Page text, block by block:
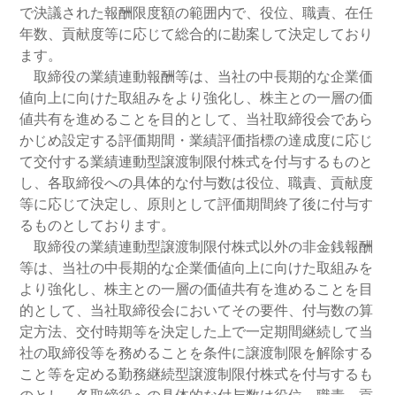
で決議された報酬限度額の範囲内で、役位、職責、在任
年数、貢献度等に応じて総合的に勘案して決定しており
ます。
取締役の業績連動報酬等は、当社の中長期的な企業価
値向上に向けた取組みをより強化し、株主との一層の価
値共有を進めることを目的として、当社取締役会であら
かじめ設定する評価期間・業績評価指標の達成度に応じ
て交付する業績連動型譲渡制限付株式を付与するものと
し、各取締役への具体的な付与数は役位、職責、貢献度
等に応じて決定し、原則として評価期間終了後に付与す
るものとしております。
取締役の業績連動型譲渡制限付株式以外の非金銭報酬
等は、当社の中長期的な企業価値向上に向けた取組みを
より強化し、株主との一層の価値共有を進めることを目
的として、当社取締役会においてその要件、付与数の算
定方法、交付時期等を決定した上で一定期間継続して当
社の取締役等を務めることを条件に譲渡制限を解除する
こと等を定める勤務継続型譲渡制限付株式を付与するも